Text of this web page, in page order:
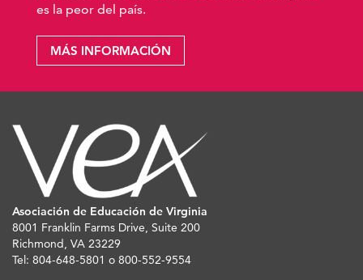
es la peor del país.
MÁS INFORMACIÓN
Asociación de Educación de Virginia
8001 Franklin Farms Drive, Suite 200
Richmond, VA 23229
Tel: 804-648-5801 o 800-552-9554